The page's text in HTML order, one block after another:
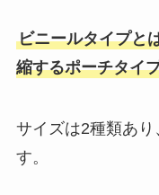
ビニールタイプと
縮するポーチタイ
サイズは2種類あ
す。